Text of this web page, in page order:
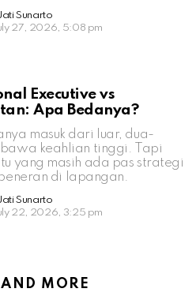
Sunarto
27, 2026, 5:08 pm
Executive vs
Apa Bedanya?
masuk dari luar, dua-
keahlian tinggi. Tapi
yang masih ada pas strategi
di lapangan.
Sunarto
22, 2026, 3:25 pm
MORE